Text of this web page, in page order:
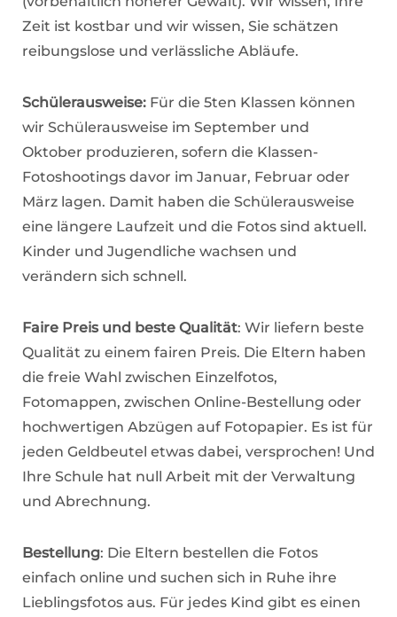
Zeit ist kostbar und wir wissen, Sie schätzen
reibungslose und verlässliche Abläufe.
Schülerausweise: Für die 5ten Klassen können
wir Schülerausweise im September und
Oktober produzieren, sofern die Klassen-
Fotoshootings davor im Januar, Februar oder
März lagen. Damit haben die Schülerausweise
eine längere Laufzeit und die Fotos sind aktuell.
Kinder und Jugendliche wachsen und
verändern sich schnell.
Faire Preis und beste Qualität: Wir liefern beste
Qualität zu einem fairen Preis. Die Eltern haben
die freie Wahl zwischen Einzelfotos,
Fotomappen, zwischen Online-Bestellung oder
hochwertigen Abzügen auf Fotopapier. Es ist für
jeden Geldbeutel etwas dabei, versprochen! Und
Ihre Schule hat null Arbeit mit der Verwaltung
und Abrechnung.
Bestellung: Die Eltern bestellen die Fotos
einfach online und suchen sich in Ruhe ihre
Lieblingsfotos aus. Für jedes Kind gibt es einen